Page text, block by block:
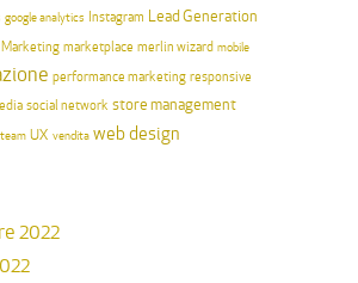
google analytics Instagram Lead Generation
Marketing marketplace merlin wizard mobile
performance marketing responsive
social network store management
team UX vendita web design
2022